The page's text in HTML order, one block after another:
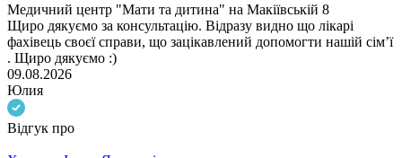
Медичний центр "Мати та дитина" на Макіївській 8
Щиро дякуємо за консультацію. Відразу видно що лікарі
фахівець своєї справи, що зацікавлений допомогти нашій сімʼї
. Щиро дякуємо :)
09.08.2026
Юлия
Відгук про